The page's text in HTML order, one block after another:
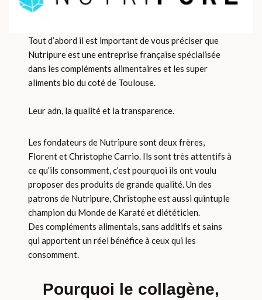
Tout d’abord il est important de vous préciser que
Nutripure est une entreprise française spécialisée
dans les compléments alimentaires et les super
aliments bio du coté de Toulouse.
Leur adn, la qualité et la transparence.
Les fondateurs de Nutripure sont deux frères,
Florent et Christophe Carrio. Ils sont très attentifs à
ce qu’ils consomment, c’est pourquoi ils ont voulu
proposer des produits de grande qualité. Un des
patrons de Nutripure, Christophe est aussi quintuple
champion du Monde de Karaté et diététicien.
Des compléments alimentais, sans additifs et sains
qui apportent un réel bénéfice à ceux qui les
consomment.
Pourquoi le collagène,